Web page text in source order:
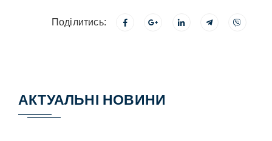
Поділитись:
АКТУАЛЬНІ НОВИНИ